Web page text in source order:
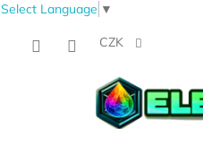
Select Language ▼
CZK